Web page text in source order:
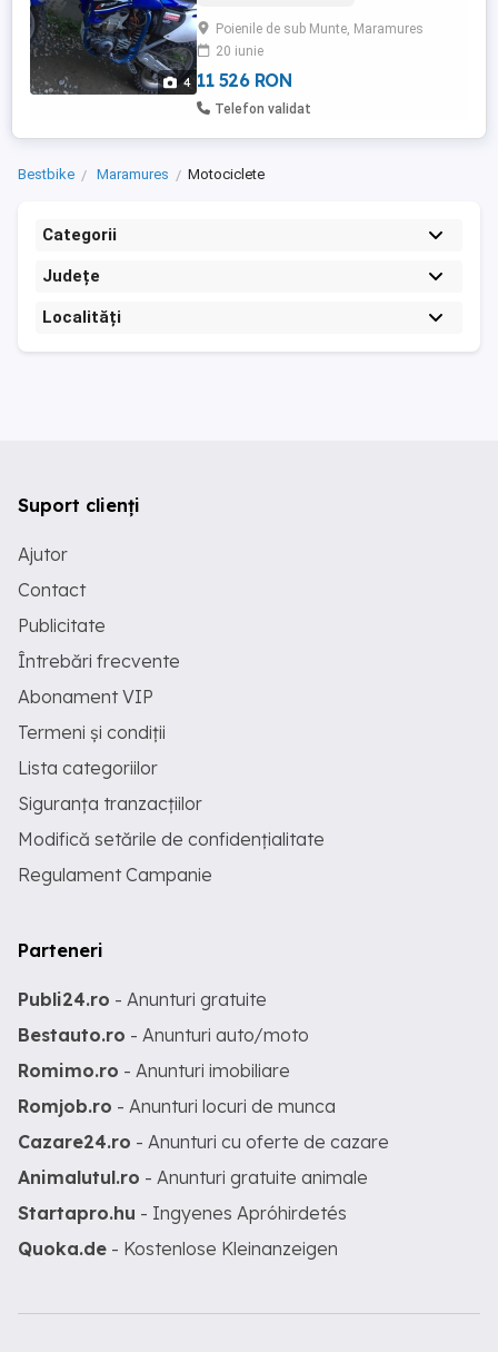
4
Poienile de sub Munte, Maramures
20 iunie
11 526 RON
Telefon validat
Bestbike Maramures Motociclete
Categorii
Județe
Localități
Suport clienți
Ajutor
Contact
Publicitate
Întrebări frecvente
Abonament VIP
Termeni și condiții
Lista categoriilor
Siguranța tranzacțiilor
Modifică setările de confidențialitate
Regulament Campanie
Parteneri
Publi24.ro - Anunturi gratuite
Bestauto.ro - Anunturi auto/moto
Romimo.ro - Anunturi imobiliare
Romjob.ro - Anunturi locuri de munca
Cazare24.ro - Anunturi cu oferte de cazare
Animalutul.ro - Anunturi gratuite animale
Startapro.hu - Ingyenes Apróhirdetés
Quoka.de - Kostenlose Kleinanzeigen